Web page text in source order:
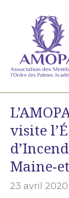
contenu
visite
Maine-
23 avril 2020